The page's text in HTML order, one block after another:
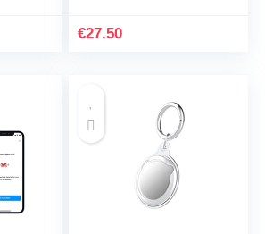
met APP voor auto…
€27.50